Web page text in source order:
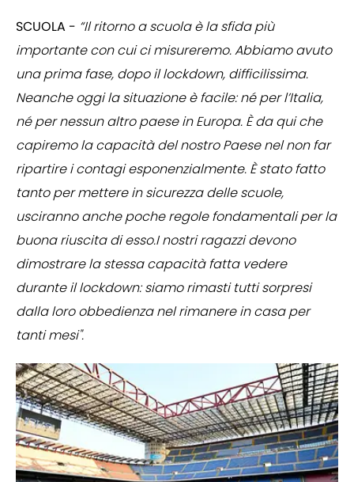
SCUOLA - “Il ritorno a scuola è la sfida più
importante con cui ci misureremo. Abbiamo avuto
una prima fase, dopo il lockdown, difficilissima.
Neanche oggi la situazione è facile: né per l’Italia,
né per nessun altro paese in Europa. È da qui che
capiremo la capacità del nostro Paese nel non far
ripartire i contagi esponenzialmente. È stato fatto
tanto per mettere in sicurezza delle scuole,
usciranno anche poche regole fondamentali per la
buona riuscita di esso.I nostri ragazzi devono
dimostrare la stessa capacità fatta vedere
durante il lockdown: siamo rimasti tutti sorpresi
dalla loro obbedienza nel rimanere in casa per
tanti mesi".